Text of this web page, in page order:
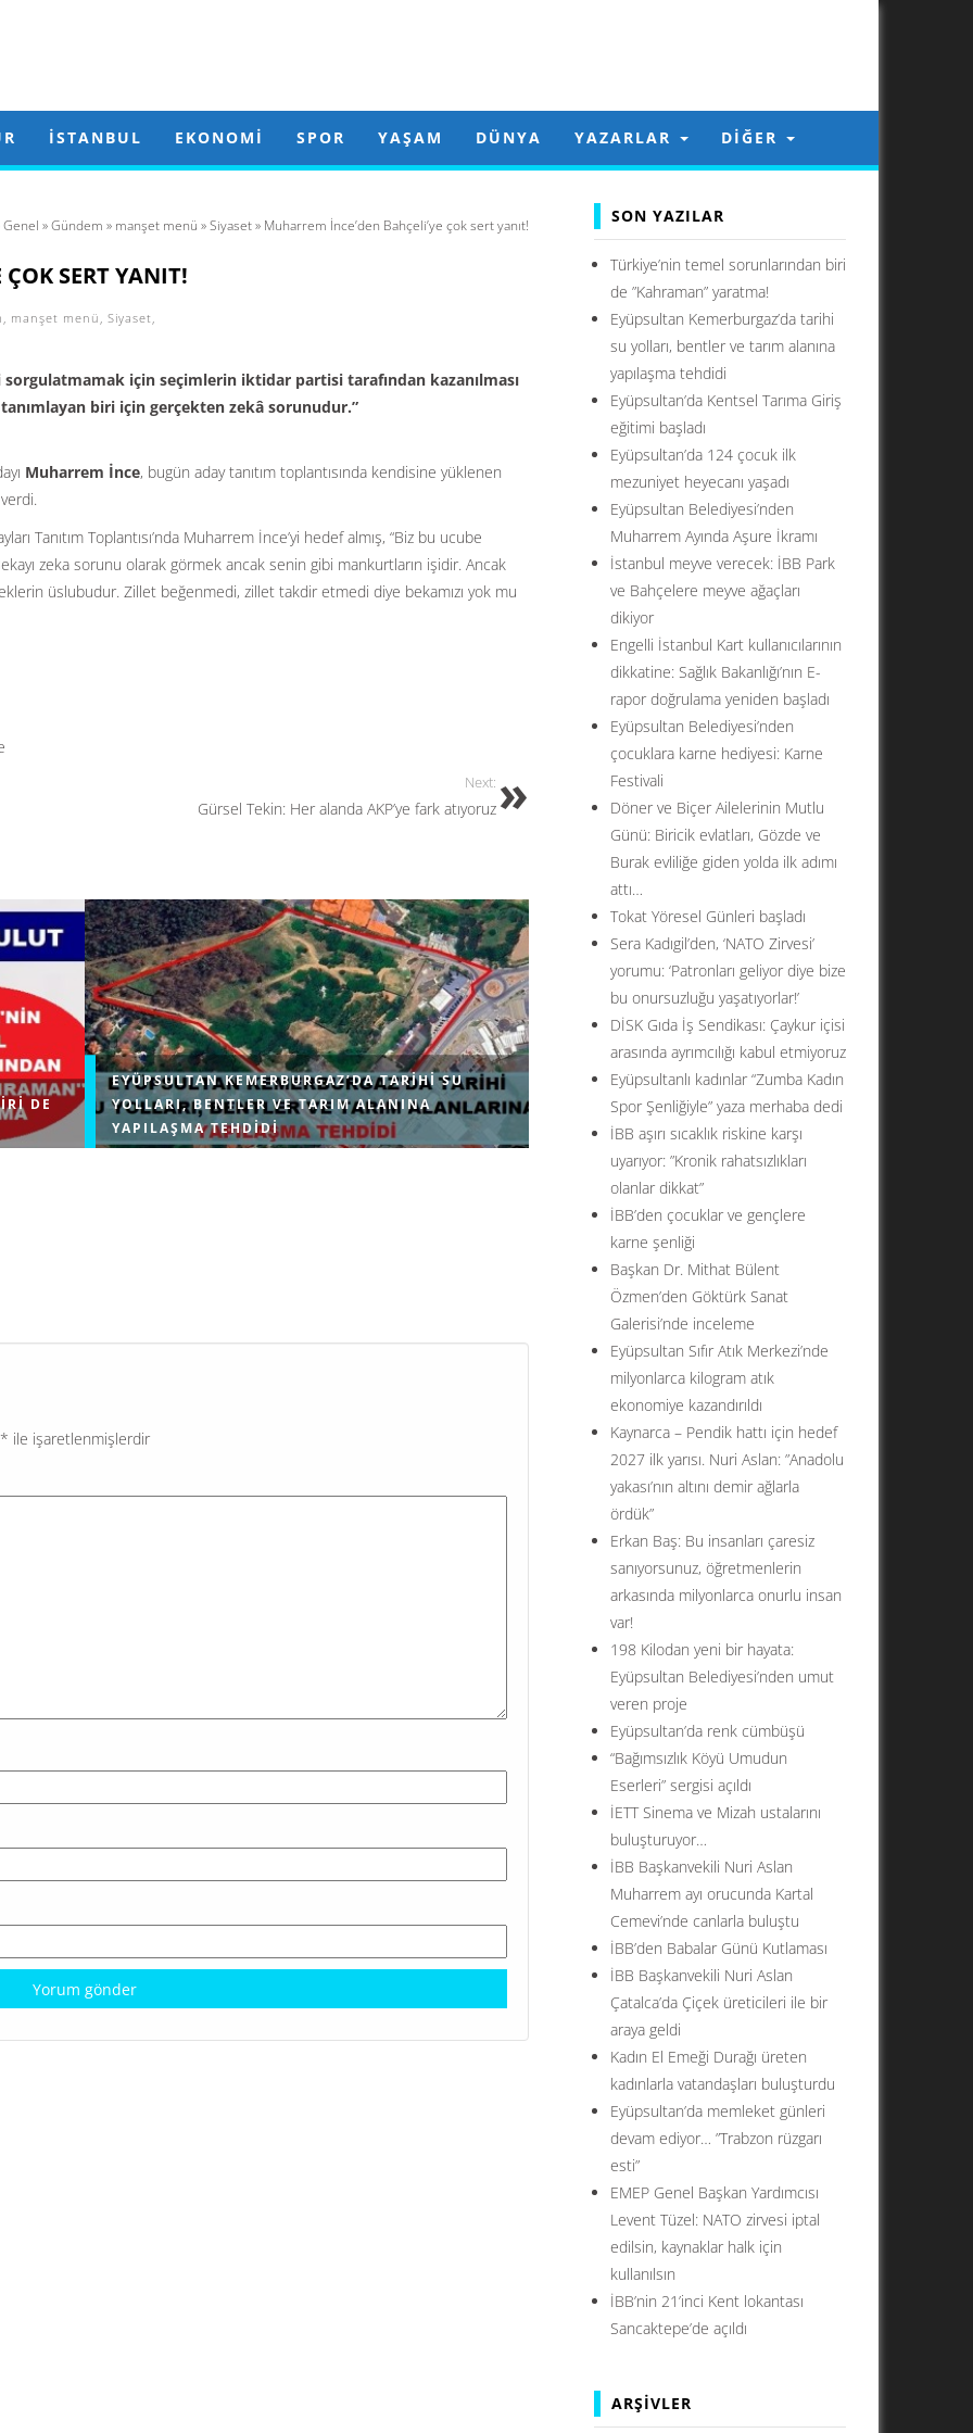
İSTANBUL EKONOMI SPOR YAŞAM DÜNYA YAZARLAR DIĞER
Genel »Gündem » manşet menü »Siyaset» Muharrem İnce’den Bahçeli’ye çok sert yanıt!
ÇOK SERT YANIT!
, manşet menü , Siyaset,
için seçimlerin iktidar partisi tarafından kazanılması
biri için gerçekten zekâ sorunudur.”
Muharrem İnce, bugün aday tanıtım toplantısında kendisine yüklenen
Tanıtım Toplantısı’nda Muharrem İnce’yi hedef almış, “Biz bu ucube
zeka sorunu olarak görmek ancak senin gibi mankurtların işidir. Ancak
üslubudur. Zillet beğenmedi, zillet takdir etmedi diye bekamızı yok mu
Next:
Gürsel Tekin: Her alanda AKP’ye fark atıyoruz
DE
temel
ve
EYÜPSULTAN KEMERBURGAZ’DA TARIHI SU
YOLLARI, BENTLER VE TARIM ALANINA
YAPILAŞMA TEHDIDI
* ile işaretlenmişlerdir
SON YAZILAR
Türkiye’nin temel sorunlarından biri
de ”Kahraman” yaratma!
Eyüpsultan Kemerburgaz’da tarihi
su yolları, bentler ve tarım alanına
yapılaşma tehdidi
Eyüpsultan’da Kentsel Tarıma Giriş
eğitimi başladı
Eyüpsultan’da 124 çocuk ilk
mezuniyet heyecanı yaşadı
Eyüpsultan Belediyesi’nden
Muharrem Ayında Aşure İkramı
İstanbul meyve verecek: İBB Park
ve Bahçelere meyve ağaçları
dikiyor
Engelli İstanbul Kart kullanıcılarının
dikkatine: Sağlık Bakanlığı’nın E-
rapor doğrulama yeniden başladı
Eyüpsultan Belediyesi’nden
çocuklara karne hediyesi: Karne
Festivali
Döner ve Biçer Ailelerinin Mutlu
Günü: Biricik evlatları, Gözde ve
Burak evliliğe giden yolda ilk adımı
attı…
Tokat Yöresel Günleri başladı
Sera Kadıgil’den, ‘NATO Zirvesi’
yorumu: ‘Patronları geliyor diye bize
bu onursuzluğu yaşatıyorlar!’
DİSK Gıda İş Sendikası: Çaykur içisi
arasında ayrımcılığı kabul etmiyoruz
Eyüpsultanlı kadınlar “Zumba Kadın
Spor Şenliğiyle” yaza merhaba dedi
İBB aşırı sıcaklık riskine karşı
uyarıyor: ”Kronik rahatsızlıkları
olanlar dikkat”
İBB’den çocuklar ve gençlere
karne şenliği
Başkan Dr. Mithat Bülent
Özmen’den Göktürk Sanat
Galerisi’nde inceleme
Eyüpsultan Sıfır Atık Merkezi’nde
milyonlarca kilogram atık
ekonomiye kazandırıldı
Kaynarca – Pendik hattı için hedef
2027 ilk yarısı. Nuri Aslan: ”Anadolu
yakası’nın altını demir ağlarla
ördük”
Erkan Baş: Bu insanları çaresiz
sanıyorsunuz, öğretmenlerin
arkasında milyonlarca onurlu insan
var!
198 Kilodan yeni bir hayata:
Eyüpsultan Belediyesi’nden umut
veren proje
Eyüpsultan’da renk cümbüşü
“Bağımsızlık Köyü Umudun
Eserleri” sergisi açıldı
İETT Sinema ve Mizah ustalarını
buluşturuyor…
İBB Başkanvekili Nuri Aslan
Muharrem ayı orucunda Kartal
Cemevi’nde canlarla buluştu
İBB’den Babalar Günü Kutlaması
İBB Başkanvekili Nuri Aslan
Çatalca’da Çiçek üreticileri ile bir
araya geldi
Kadın El Emeği Durağı üreten
kadınlarla vatandaşları buluşturdu
Eyüpsultan’da memleket günleri
devam ediyor… ”Trabzon rüzgarı
esti”
EMEP Genel Başkan Yardımcısı
Levent Tüzel: NATO zirvesi iptal
edilsin, kaynaklar halk için
kullanılsın
İBB’nin 21’inci Kent lokantası
Sancaktepe’de açıldı
ARŞIVLER